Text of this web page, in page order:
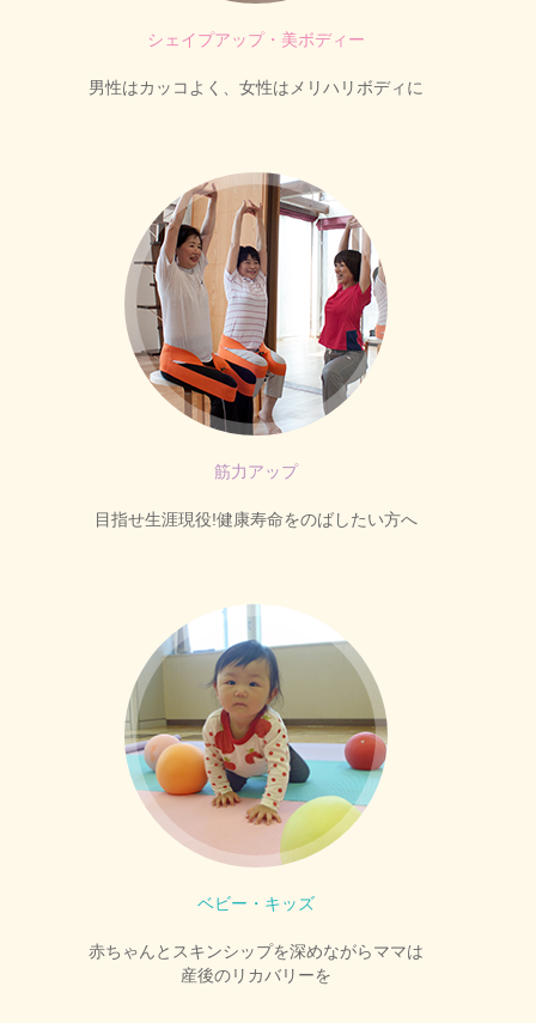
シェイプアップ・美ボディー
男性はカッコよく、女性はメリハリボディに
筋力アップ
目指せ生涯現役!健康寿命をのばしたい方へ
ベビー・キッズ
赤ちゃんとスキンシップを深めながらママは
産後のリカバリーを